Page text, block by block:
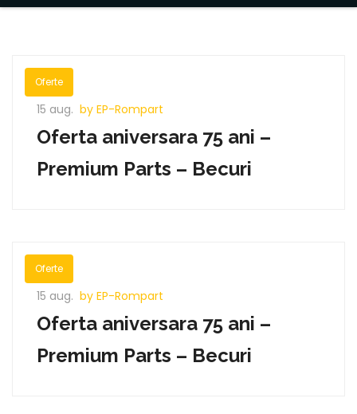
Oferte
15 aug. by EP-Rompart
Oferta aniversara 75 ani –
Premium Parts – Becuri
Oferte
15 aug. by EP-Rompart
Oferta aniversara 75 ani –
Premium Parts – Becuri